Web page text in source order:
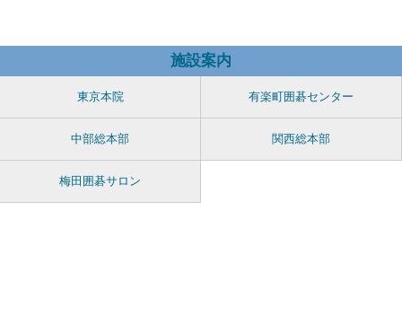
施設案内
東京本院 有楽町囲碁センター
中部総本部 関西総本部
梅田囲碁サロン